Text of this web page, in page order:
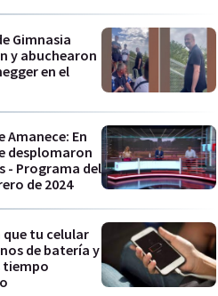
Gimnasia
y abuchearon
en el
Amanece: En
desplomaron
- Programa del
de 2024
que tu celular
de batería y
tiempo